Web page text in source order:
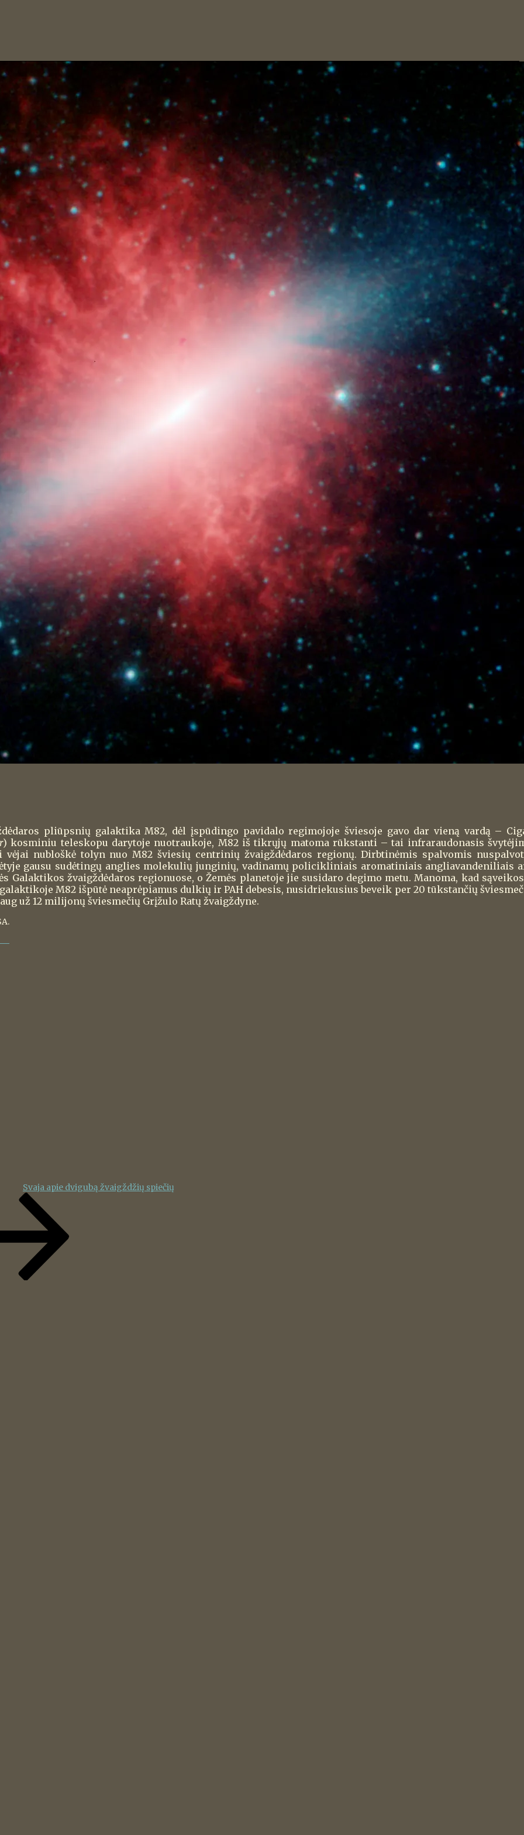
pliūpsnių galaktika M82, dėl įspūdingo pavidalo regimojoje šviesoje gavo dar vieną vardą –
) kosminiu teleskopu darytoje nuotraukoje, M82 iš tikrųjų matoma rūkstanti – tai infraraudonasis
nubloškė tolyn nuo M82 šviesių centrinių žvaigždėdaros regionų. Dirbtinėmis spalvomis
gausu sudėtingų anglies molekulių junginių, vadinamų policikliniais aromatiniais angliavandeniliais
Galaktikos žvaigždėdaros regionuose, o Žemės planetoje jie susidaro degimo metu. Manoma, kad
M82 išpūtė neaprėpiamus dulkių ir PAH debesis, nusidriekusius beveik per 20 tūkstančių
už 12 milijonų šviesmečių Grįžulo Ratų žvaigždyne.
Svaja apie dvigubą žvaigždžių spiečių